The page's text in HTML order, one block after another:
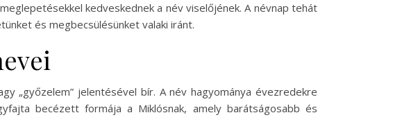
kedveskednek a név viselőjének. A névnap tehát
és megbecsülésünket valaki iránt.
„győzelem” jelentésével bír. A név hagyománya évezredekre
becézett formája a Miklósnak, amely barátságosabb és